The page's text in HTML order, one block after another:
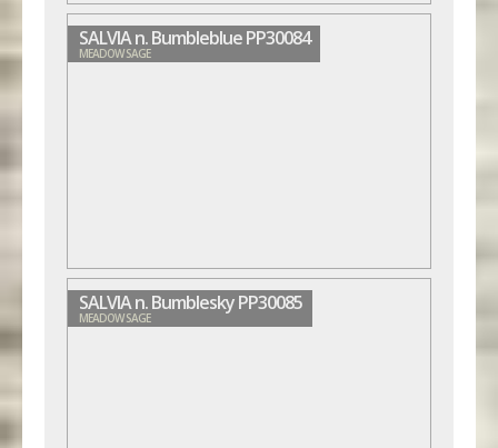
SALVIA n. Bumbleblue PP30084
MEADOW SAGE
SALVIA n. Bumblesky PP30085
MEADOW SAGE